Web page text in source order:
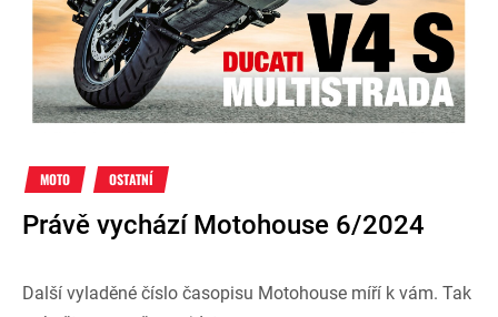
MOTO OSTATNÍ
Právě vychází Motohouse 6/2024
Další vyladěné číslo časopisu Motohouse míří k vám. Tak